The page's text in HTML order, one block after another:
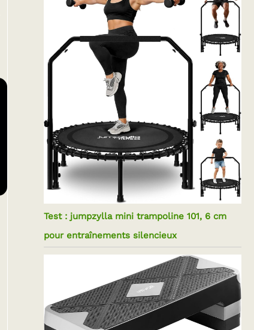
Test : jumpzylla mini trampoline 101, 6 cm
pour entraînements silencieux